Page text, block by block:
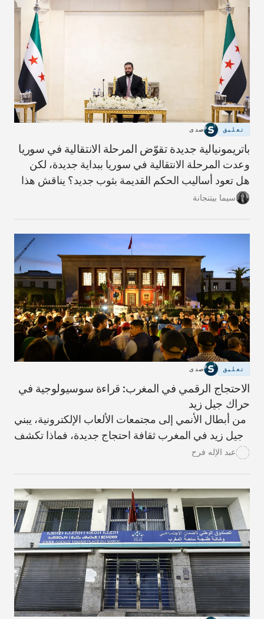
تعليق صدى
باتريمونيالية جديدة تقوّض المرحلة الانتقالية في سوريا
وعدت المرحلة الانتقالية في سوريا ببداية جديدة، لكن
هل تعود أساليب الحكم القديمة بثوب جديد؟ يناقش هذا
المقال مؤشرات ذلك وما يلزم لبناء دولة أكثر شفافية
سيما بيتنجانة
تعليق صدى
الاحتجاج الرقمي في المغرب: قراءة سوسيولوجية في
حراك جيل زيد
من أبطال الأنمي إلى مجتمعات الألعاب الإلكترونية، يبني
جيل زيد في المغرب ثقافة احتجاج جديدة، فماذا تكشف
هذه المخيلة الرقمية عن السياسة لدى الشباب؟ وكيف
عبد الإله فرح